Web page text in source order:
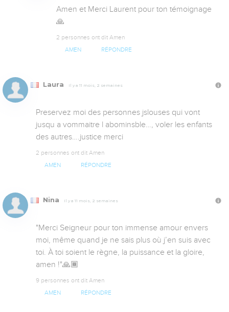
Amen et Merci Laurent pour ton témoignage
🙏
2 personnes ont dit Amen
AMEN RÉPONDRE
Laura Il y a 11 mois, 2 semaines
Preservez moi des personnes jslouses qui vont
jusqu a vommaitre l abominsble…, voler les enfants
des autres….justice merci
2 personnes ont dit Amen
AMEN RÉPONDRE
Nina Il y a 11 mois, 2 semaines
​​"Merci Seigneur pour ton immense amour envers
moi, même quand je ne sais plus où j’en suis avec
toi. À toi soient le règne, la puissance et la gloire,
amen !"🙏🏾
9 personnes ont dit Amen
AMEN RÉPONDRE